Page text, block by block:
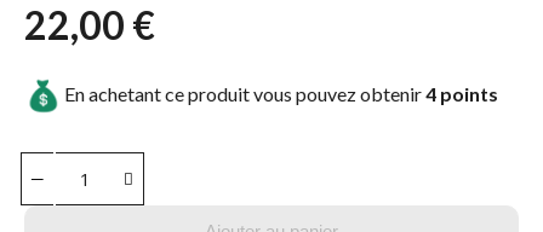
22,00 €
En achetant ce produit vous pouvez obtenir4 points